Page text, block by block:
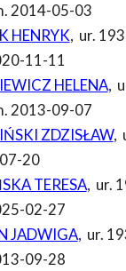
2014-05-03
HENRYK, ur.
11-11
HELENA,
2013-09-07
ZDZISŁAW,
20
TERESA, ur.
02-27
JADWIGA, ur.
09-28